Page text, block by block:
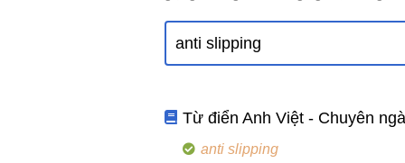
Từ điển Anh Việt - Chuyên
anti slipping